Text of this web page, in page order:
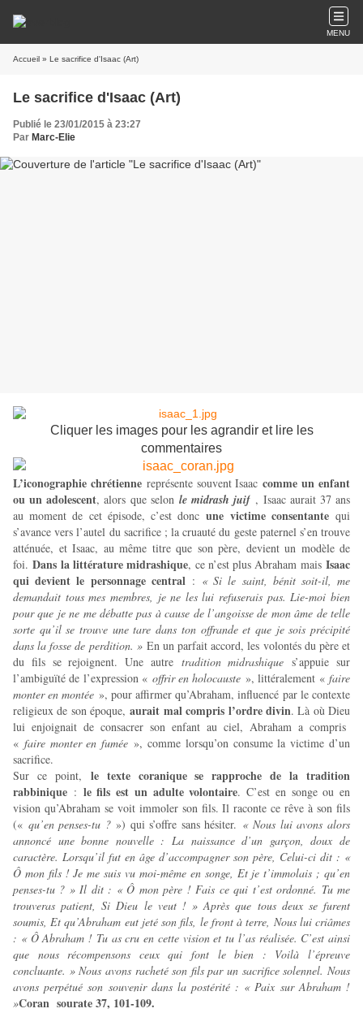
MENU
Accueil » Le sacrifice d'Isaac (Art)
Le sacrifice d'Isaac (Art)
Publié le 23/01/2015 à 23:27
Par Marc-Elie
Cliquer les images pour les agrandir et lire les
commentaires
L’iconographie chrétiennereprésente souvent Isaaccomme un enfant
ou un adolescent, alors que selon le midrash juif , Isaac aurait 37 ans
au moment de cet épisode, c’est doncune victime consentantequi
s’avance vers l’autel du sacrifice ; la cruauté du geste paternel s’en trouve
atténuée, et Isaac, au même titre que son père, devient un modèle de
foi.Dans la littérature midrashique, ce n’est plus Abraham maisIsaac
qui devient le personnage central: « Si le saint, bénit soit-il, me
demandait tous mes membres, je ne les lui refuserais pas. Lie-moi bien
pour que je ne me débatte pas à cause de l’angoisse de mon âme de telle
sorte qu’il se trouve une tare dans ton offrande et que je sois précipité
dans la fosse de perdition. »En un parfait accord, les volontés du père et
du fils se rejoignent. Une autre tradition midrashique s’appuie sur
l’ambiguïté de l’expression « offrir en holocauste », littéralement «faire
monter en montée », pour affirmer qu’Abraham, influencé par le contexte
religieux de son époque,aurait mal compris l’ordre divin. Là où Dieu
lui enjoignait de consacrer son enfant au ciel, Abraham a compris
« faire monter en fumée », comme lorsqu’on consume la victime d’un
sacrifice.
Sur ce point, le texte coranique se rapproche de la tradition
rabbinique : le fils est un adulte volontaire. C’est en songe ou en
vision qu’Abraham se voit immoler son fils. Il raconte ce rêve à son fils
(« qu’en penses-tu ?») qui s’offre sans hésiter. « Nous lui avons alors
annoncé une bonne nouvelle : La naissance d’un garçon, doux de
caractère. Lorsqu’il fut en âge d’accompagner son père, Celui-ci dit : «
Ô mon fils ! Je me suis vu moi-même en songe, Et je t’immolais ; qu’en
penses-tu ? » Il dit : « Ô mon père ! Fais ce qui t’est ordonné. Tu me
trouveras patient, Si Dieu le veut ! » Après que tous deux se furent
soumis, Et qu’Abraham eut jeté son fils, le front à terre, Nous lui criâmes
: « Ô Abraham ! Tu as cru en cette vision et tu l’as réalisée. C’est ainsi
que nous récompensons ceux qui font le bien : Voilà l’épreuve
concluante. » Nous avons racheté son fils par un sacrifice solennel. Nous
avons perpétué son souvenir dans la postérité : « Paix sur Abraham !
»Coran sourate 37, 101-109.